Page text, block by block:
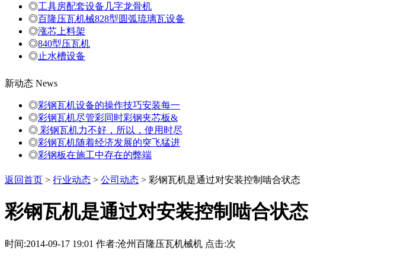
◎工具房配套设备几字龙骨机
◎百隆压瓦机械828型圆弧琉璃瓦设备
◎涨芯上料架
◎840型压瓦机
◎止水槽设备
新动态 News
◎彩钢瓦机设备的操作技巧安装每一
◎彩钢瓦机尽管彩同时彩钢夹芯板&
◎ 彩钢瓦机力不好，所以，使用时尽
◎彩钢瓦机随着经济发展的突飞猛进
◎彩钢板在施工中存在的弊端
返回首页 > 行业动态 > 公司动态 > 彩钢瓦机是通过对安装控制啮合状态
彩钢瓦机是通过对安装控制啮合状态
时间:2014-09-17 19:01 作者:沧州百隆压瓦机械机 点击:次